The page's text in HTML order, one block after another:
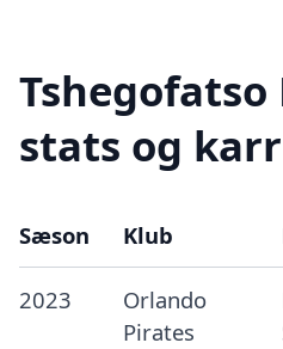
Tshegofatso
stats og
Sæson Klub
2023
Orlando
Pirates